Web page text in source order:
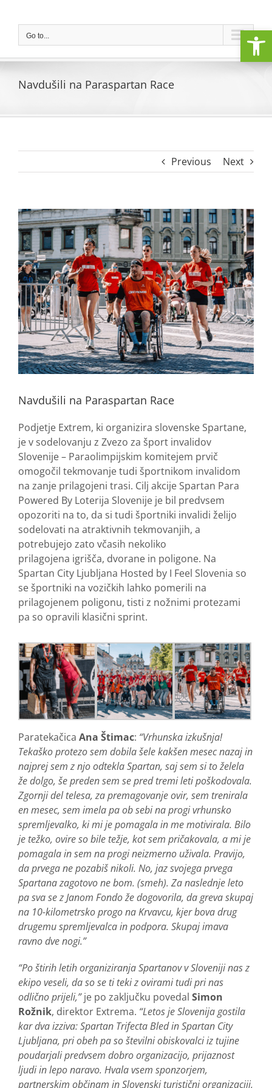
contentGo to...
Navdušili na Paraspartan Race
Previous Next
View
Larger
Image
Navdušili na Paraspartan Race
Podjetje Extrem, ki organizira slovenske Spartane,
je v sodelovanju z Zvezo za šport invalidov
Slovenije – Paraolimpijskim komitejem prvič
omogočil tekmovanje tudi športnikom invalidom
na zanje prilagojeni trasi. Cilj akcije Spartan Para
Powered By Loterija Slovenije je bil predvsem
opozoriti na to, da si tudi športniki invalidi želijo
sodelovati na atraktivnih tekmovanjih, a
potrebujejo zato včasih nekoliko
prilagojena igrišča, dvorane in poligone. Na
Spartan City Ljubljana Hosted by I Feel Slovenia so
se športniki na vozičkih lahko pomerili na
prilagojenem poligonu, tisti z nožnimi protezami
pa so opravili klasični sprint.
Paratekačica Ana Štimac: “Vrhunska izkušnja!
Tekaško protezo sem dobila šele kakšen mesec nazaj in
najprej sem z njo odtekla Spartan, saj sem si to želela
že dolgo, še preden sem se pred tremi leti poškodovala.
Zgornji del telesa, za premagovanje ovir, sem trenirala
en mesec, sem imela pa ob sebi na progi vrhunsko
spremljevalko, ki mi je pomagala in me motivirala. Bilo
je težko, ovire so bile težje, kot sem pričakovala, a mi je
pomagala in sem na progi neizmerno uživala. Pravijo,
da prvega ne pozabiš nikoli. No, jaz svojega prvega
Spartana zagotovo ne bom. (smeh). Za naslednje leto
pa sva se z Janom Fondo že dogovorila, da greva skupaj
na 10-kilometrsko progo na Krvavcu, kjer bova drug
drugemu spremljevalca in podpora. Skupaj imava
ravno dve nogi.”
“Po štirih letih organiziranja Spartanov v Sloveniji nas z
ekipo veseli, da so se ti teki z ovirami tudi pri nas
odlično prijeli,”je po zaključku povedal Simon
Rožnik, direktor Extrema. “Letos je Slovenija gostila
kar dva izziva: Spartan Trifecta Bled in Spartan City
Ljubljana, pri obeh pa so številni obiskovalci iz tujine
poudarjali predvsem dobro organizacijo, prijaznost
ljudi in lepo naravo. Hvala vsem sponzorjem,
partnerskim občinam in Slovenski turistični organizaciji,